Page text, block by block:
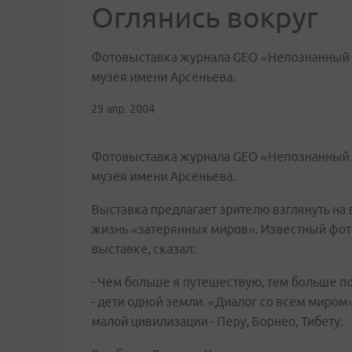
Оглянись вокруг
Фотовыставка журнала GEO
музея имени Арсеньева.
29 апр. 2004
Фотовыставка журнала GEO
музея имени Арсеньева.
Выставка предлагает зрителю взглянуть
жизнь «затерянных миров». Известный
выставке, сказал:
- Чем больше я путешествую, тем больше
- дети одной земли. «Диалог со всем
малой цивилизации - Перу, Борнео, Тибету.